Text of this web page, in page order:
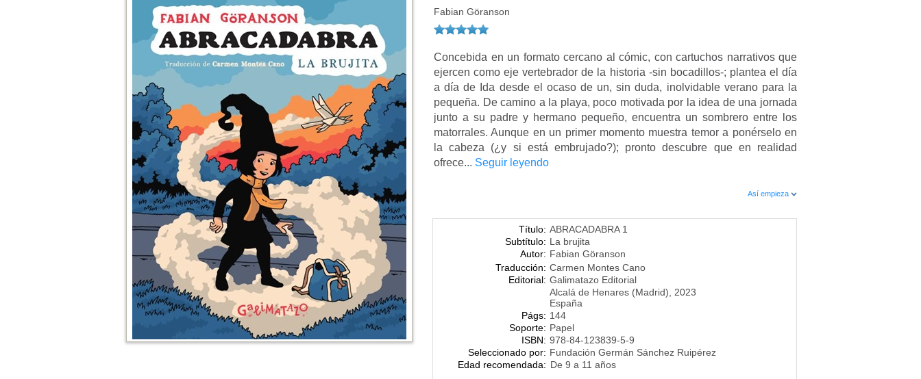
Fabian Göranson
Concebida en un formato cercano al cómic, con cartuchos narrativos que
ejercen como eje vertebrador de la historia -sin bocadillos-; plantea el día
a día de Ida desde el ocaso de un, sin duda, inolvidable verano para la
pequeña. De camino a la playa, poco motivada por la idea de una jornada
junto a su padre y hermano pequeño, encuentra un sombrero entre los
matorrales. Aunque en un primer momento muestra temor a ponérselo en
la cabeza (¿y si está embrujado?); pronto descubre que en realidad
ofrece... Seguir leyendo
Así empieza
Título: ABRACADABRA 1
Subtítulo: La brujita
Autor: Fabian Göranson
Traducción: Carmen Montes Cano
Editorial: Galimatazo Editorial
Alcalá de Henares (Madrid), 2023
España
Págs: 144
Soporte: Papel
ISBN: 978-84-123839-5-9
Seleccionado por: Fundación Germán Sánchez Ruipérez
Edad recomendada: De 9 a 11 años